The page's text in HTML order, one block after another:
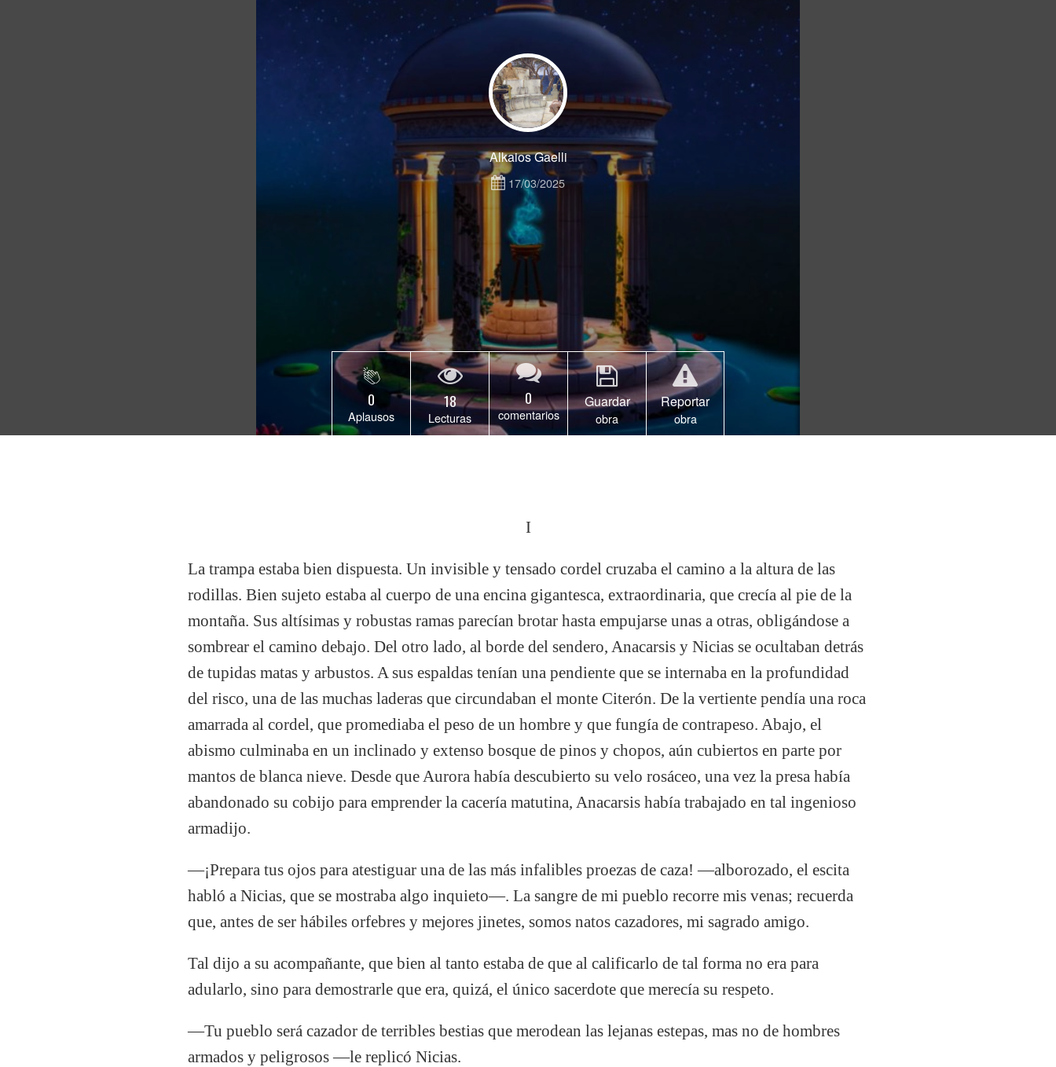
Alkaios Gaelli
17/03/2025
0
Aplausos
18
Lecturas
0
comentarios
Guardar
obra
Reportar
obra
I
La trampa estaba bien dispuesta. Un invisible y tensado cordel cruzaba el camino a la altura de las
rodillas. Bien sujeto estaba al cuerpo de una encina gigantesca, extraordinaria, que crecía al pie de la
montaña. Sus altísimas y robustas ramas parecían brotar hasta empujarse unas a otras, obligándose a
sombrear el camino debajo. Del otro lado, al borde del sendero, Anacarsis y Nicias se ocultaban detrás
de tupidas matas y arbustos. A sus espaldas tenían una pendiente que se internaba en la profundidad
del risco, una de las muchas laderas que circundaban el monte Citerón. De la vertiente pendía una roca
amarrada al cordel, que promediaba el peso de un hombre y que fungía de contrapeso. Abajo, el
abismo culminaba en un inclinado y extenso bosque de pinos y chopos, aún cubiertos en parte por
mantos de blanca nieve. Desde que Aurora había descubierto su velo rosáceo, una vez la presa había
abandonado su cobijo para emprender la cacería matutina, Anacarsis había trabajado en tal ingenioso
armadijo.
—¡Prepara tus ojos para atestiguar una de las más infalibles proezas de caza! —alborozado, el escita
habló a Nicias, que se mostraba algo inquieto—. La sangre de mi pueblo recorre mis venas; recuerda
que, antes de ser hábiles orfebres y mejores jinetes, somos natos cazadores, mi sagrado amigo.
Tal dijo a su acompañante, que bien al tanto estaba de que al calificarlo de tal forma no era para
adularlo, sino para demostrarle que era, quizá, el único sacerdote que merecía su respeto.
—Tu pueblo será cazador de terribles bestias que merodean las lejanas estepas, mas no de hombres
armados y peligrosos —le replicó Nicias.